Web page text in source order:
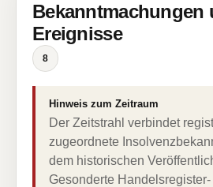
Bekanntmachungen
Ereignisse
8
Hinweis zum Zeitraum
Der Zeitstrahl verbindet
zugeordnete
dem historischen
Gesonderte Handelsregister-